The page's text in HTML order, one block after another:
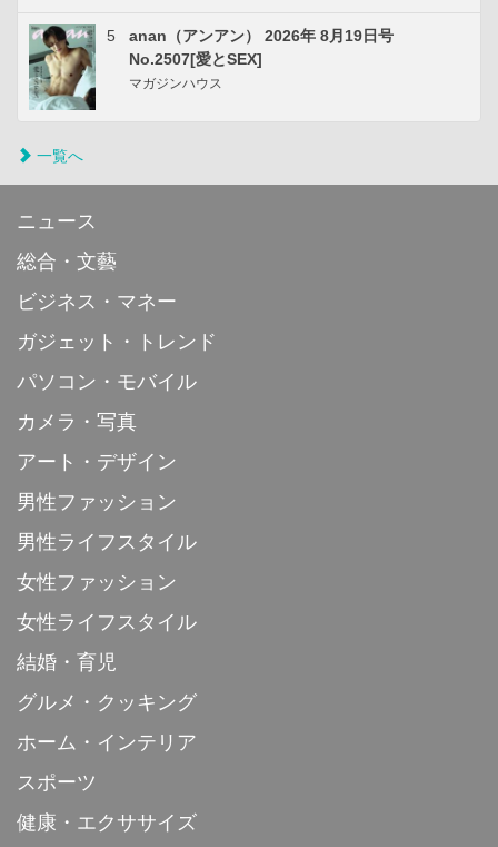
5
anan（アンアン） 2026年 8月19日号
No.2507[愛とSEX]
マガジンハウス
一覧へ
ニュース
総合・文藝
ビジネス・マネー
ガジェット・トレンド
パソコン・モバイル
カメラ・写真
アート・デザイン
男性ファッション
男性ライフスタイル
女性ファッション
女性ライフスタイル
結婚・育児
グルメ・クッキング
ホーム・インテリア
スポーツ
健康・エクササイズ